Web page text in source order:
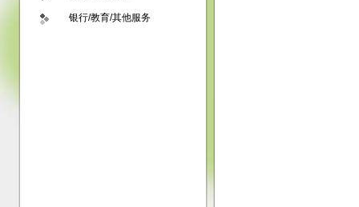
银行/教育/其他服务